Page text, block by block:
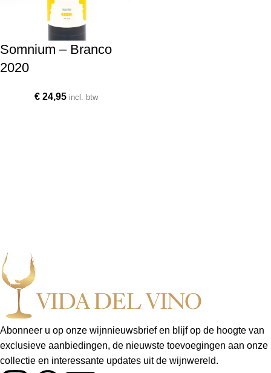
Somnium – Branco
2020
€ 24,95 incl. btw
Abonneer u op onze wijnnieuwsbrief en blijf op de hoogte van
exclusieve aanbiedingen, de nieuwste toevoegingen aan onze
collectie en interessante updates uit de wijnwereld.